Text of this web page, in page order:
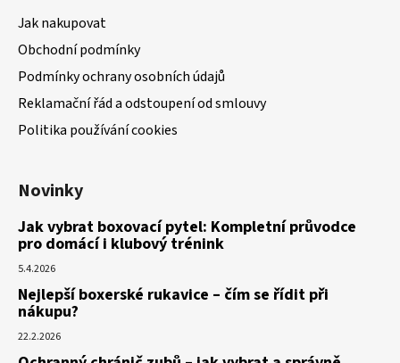
Jak nakupovat
Obchodní podmínky
Podmínky ochrany osobních údajů
Reklamační řád a odstoupení od smlouvy
Politika používání cookies
Novinky
Jak vybrat boxovací pytel: Kompletní průvodce
pro domácí i klubový trénink
5.4.2026
Nejlepší boxerské rukavice – čím se řídit při
nákupu?
22.2.2026